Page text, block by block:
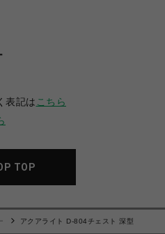
表記は こちら
TOP
アクアライト D-804チェスト 深型